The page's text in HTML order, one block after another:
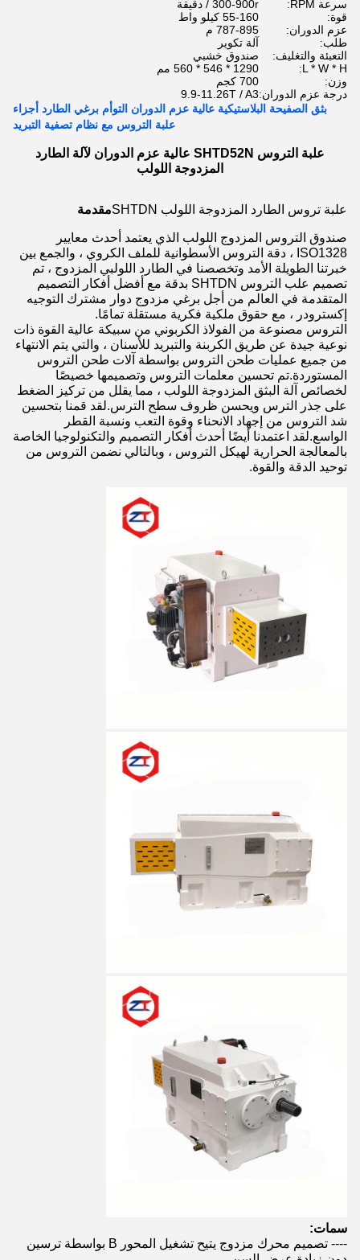
سرعة RPM:
300-900r / دقيقة
قوة:
55-160 كيلو واط
عزم الدوران:
787-895 م
طلب:
آلة تكوير
التعبئة والتغليف:
صندوق خشبي
L * W * H:
1290 * 546 * 560 مم
وزن:
700 كجم
درجة عزم الدوران:9.9-11.26T / A3
بثق الصفيحة البلاستيكية عالية عزم الدوران التوأم برغي الطارد أجزاء
علبة التروس مع نظام تصفية التبريد
علبة التروس SHTD52N عالية عزم الدوران لآلة الطارد
المزدوجة اللولب
علبة تروس الطارد المزدوجة اللولب SHTDN مقدمة
صندوق التروس المزدوج اللولب الذي يعتمد أحدث معايير
ISO1328 ، دقة التروس الأسطوانية للملف الكروي ، والجمع بين
خبرتنا الطويلة الأمد وتخصصنا في الطارد اللولبي المزدوج ، تم
تصميم علب التروس SHTDN بدقة مع أفضل أفكار التصميم
المتقدمة في العالم من أجل برغي مزدوج دوار مشترك التوجيه
إكسترودر ، مع حقوق ملكية فكرية مستقلة تمامًا.
التروس مصنوعة من الفولاذ الكربوني من سبيكة عالية القوة ذات
نوعية جيدة عن طريق الكربنة والتبريد للأسنان ، والتي يتم الانتهاء
من جميع عمليات طحن التروس بواسطة آلات طحن التروس
المستوردة.تم تحسين معلمات التروس وتصميمها خصيصًا
لخصائص آلة البثق المزدوجة اللولب ، مما يقلل من تركيز الضغط
على جذر الترس ويحسن ظروف سطح الترس.لقد قمنا بتحسين
شد التروس من إجهاد الانحناء وقوة التعب ونسبة القطر
الواسع.لقد اعتمدنا أيضًا أحدث أفكار التصميم والتكنولوجيا الخاصة
بالمعالجة الحرارية لهيكل التروس ، وبالتالي نضمن التروس من
توحيد الدقة والقوة.
سمات:
---- تصميم محرك مزدوج يتيح تشغيل المحور B بواسطة ترسين